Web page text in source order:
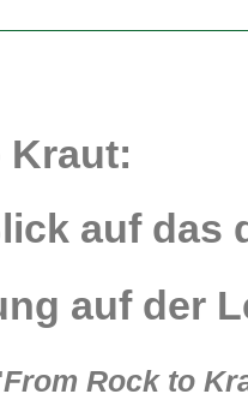
Kraut:
auf das
auf der
From Rock to